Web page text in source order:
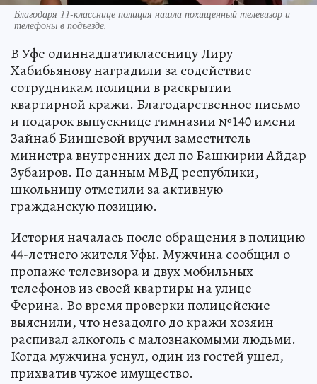
Благодаря 11-класснице полиция нашла похищенный телевизор и
телефоны в подъезде.
В Уфе одиннадцатиклассницу Лиру
Хабибьянову наградили за содействие
сотрудникам полиции в раскрытии
квартирной кражи. Благодарственное письмо
и подарок выпускнице гимназии №140 имени
Зайнаб Биишевой вручил заместитель
министра внутренних дел по Башкирии Айдар
Зубаиров. По данным МВД республики,
школьницу отметили за активную
гражданскую позицию.
История началась после обращения в полицию
44-летнего жителя Уфы. Мужчина сообщил о
пропаже телевизора и двух мобильных
телефонов из своей квартиры на улице
Ферина. Во время проверки полицейские
выяснили, что незадолго до кражи хозяин
распивал алкоголь с малознакомыми людьми.
Когда мужчина уснул, один из гостей ушел,
прихватив чужое имущество.